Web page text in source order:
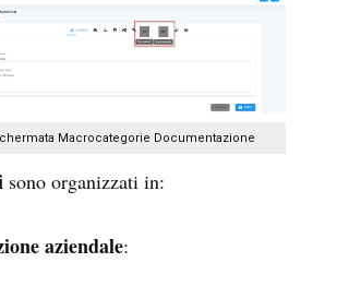
Macrocategorie Documentazione
sono organizzati in:
aziendale: